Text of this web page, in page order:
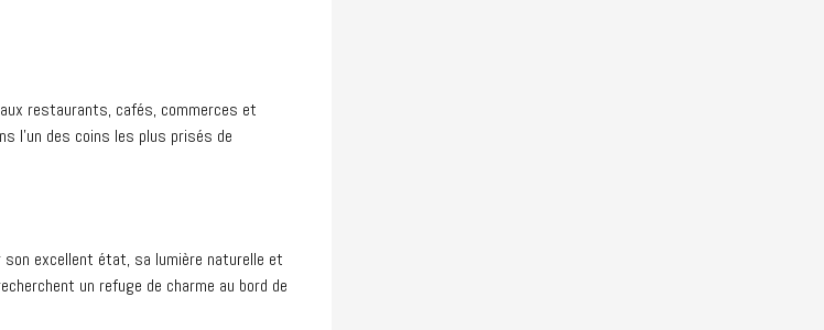
restaurants, cafés, commerces et
l’un des coins les plus prisés de
excellent état, sa lumière naturelle et
un refuge de charme au bord de